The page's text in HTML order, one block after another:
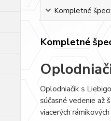
Kompletné
Kompletné
Oplodniačik s
súčasné vedenie až
viacerých